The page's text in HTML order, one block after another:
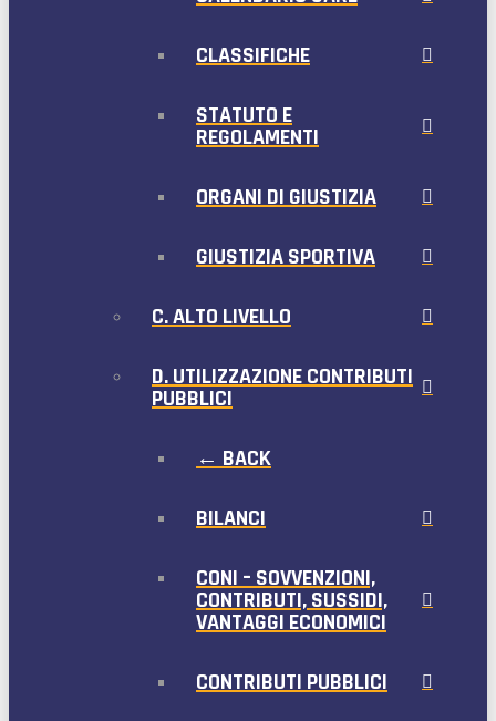
CLASSIFICHE
STATUTO E
REGOLAMENTI
ORGANI DI GIUSTIZIA
GIUSTIZIA SPORTIVA
C. ALTO LIVELLO
D. UTILIZZAZIONE CONTRIBUTI
PUBBLICI
← BACK
BILANCI
CONI – SOVVENZIONI,
CONTRIBUTI, SUSSIDI,
VANTAGGI ECONOMICI
CONTRIBUTI PUBBLICI